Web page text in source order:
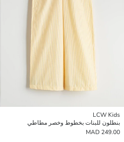
LCW Kids
بنطلون للبنات بخطوط وخصر مطاطي
249.00 MAD